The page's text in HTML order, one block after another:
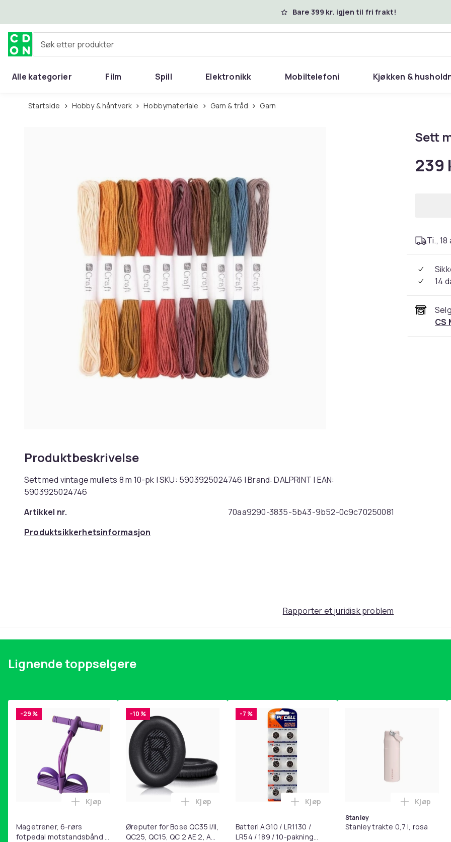
Bare 399 kr. igjen til fri frakt!
Søk etter produkter
Alle kategorier Film Spill Elektronikk Mobiltelefoni Kjøkken &
Startside Hobby & håntverk Hobbymateriale Garn & tråd Garn
Produktbeskrivelse
Sett med vintage mullets 8 m 10-pk | SKU: 5903925024746 | Brand: DALPRINT | EAN:
5903925024746
Artikkel nr.
70aa9290-3835-5b43-9b52-0c9c70250081
Produktsikkerhetsinformasjon
Sett
239
Ti., 18
14
CS
Rapporter et juridisk problem
Lignende toppselgere
-29 %
Magetrener, 6-rørs
fotpedal motstandsbånd -
Legg Magetrener, 6-rørs fotpedal motstandsbånd - mage- og kjernetrening, yoga og
Kjøp
-10 %
Øreputer for Bose QC35 I/II,
QC25, QC15, QC 2 AE 2, AE
Legg Øreputer for Bose QC35 I/II, QC25, QC15, QC 2 AE 2, AE 2i, AE 2w,
Kjøp
-7 %
Batteri AG10 / LR1130 /
LR54 / 189 / 10-pakning
Legg Batteri AG10 / LR1130 / LR54 / 189
Kjøp
Stanley
Stanley trakte 0,7 l, rosa
Legg
Kjøp